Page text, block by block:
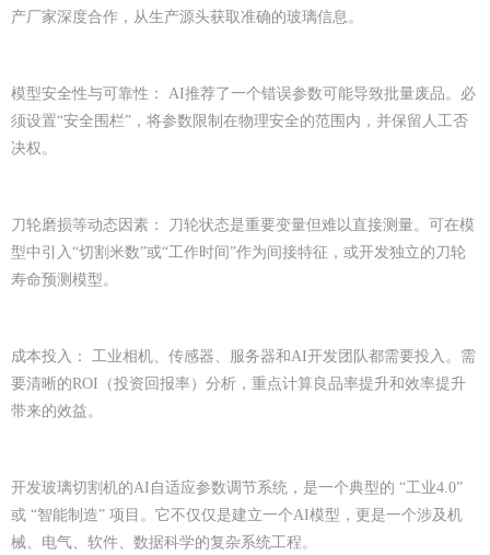
产厂家深度合作，从生产源头获取准确的玻璃信息。
模型安全性与可靠性： AI推荐了一个错误参数可能导致批量废品。必
须设置“安全围栏”，将参数限制在物理安全的范围内，并保留人工否
决权。
刀轮磨损等动态因素： 刀轮状态是重要变量但难以直接测量。可在模
型中引入“切割米数”或“工作时间”作为间接特征，或开发独立的刀轮
寿命预测模型。
成本投入： 工业相机、传感器、服务器和AI开发团队都需要投入。需
要清晰的ROI（投资回报率）分析，重点计算良品率提升和效率提升
带来的效益。
开发玻璃切割机的AI自适应参数调节系统，是一个典型的 “工业4.0”
或 “智能制造” 项目。它不仅仅是建立一个AI模型，更是一个涉及机
械、电气、软件、数据科学的复杂系统工程。